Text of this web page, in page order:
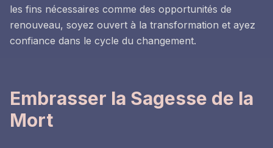
les fins nécessaires comme des opportunités de
renouveau, soyez ouvert à la transformation et ayez
confiance dans le cycle du changement.
Embrasser la Sagesse de la
Mort